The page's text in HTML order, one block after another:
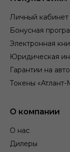
Личный кабинет
Бонусная
Электронная
Юридическая
Гарантии на
Токены «Атлант-
О компании
О нас
Дилеры